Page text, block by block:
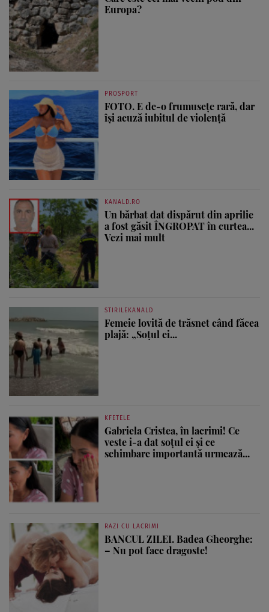
Europa?
PROSPORT
FOTO. E de-o frumusețe rară, dar
își acuză iubitul de violență
KANALD.RO
Un bărbat dat dispărut din aprilie
a fost găsit ÎNGROPAT în curtea...
Vezi mai mult
STIRILEKANALD
Femeie lovită de trăsnet când făcea
plajă: „Soțul ei...
KFETELE
Gabriela Cristea, în lacrimi! Ce
veste i-a dat soțul ei și ce
schimbare importantă urmează...
RAZI CU LACRIMI
BANCUL ZILEI. Badea Gheorghe:
– Nu pot face dragoste!